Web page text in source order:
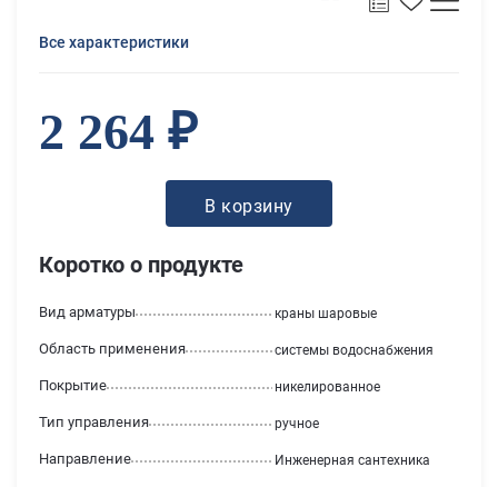
Коротко о продукте
Направление Инженерная сантехника
Вид арматуры краны шаровые
Область применения системы водоснабжения
Покрытие никелированное
Тип управления ручное
Все характеристики
2 264 ₽
В корзину